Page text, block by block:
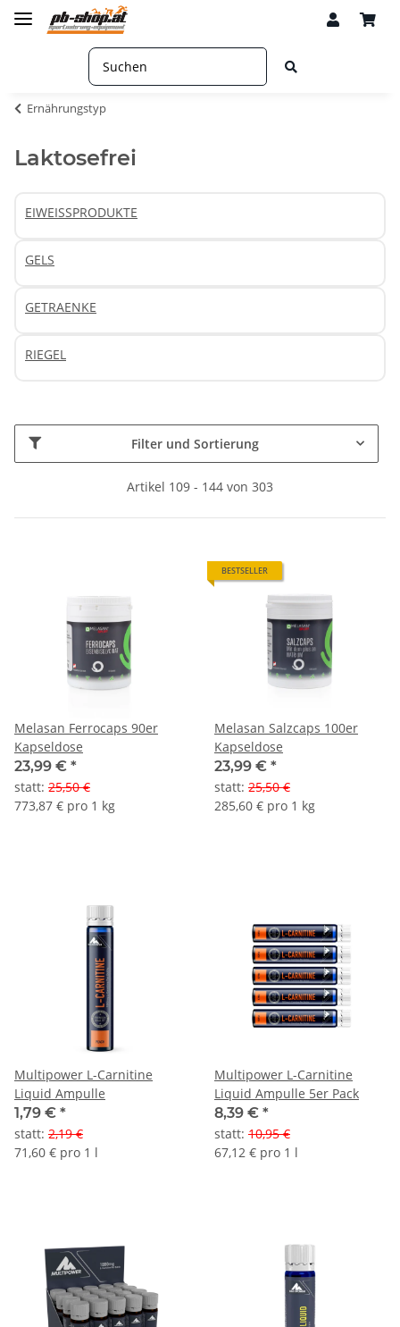
Ernährungstyp
Laktosefrei
EIWEISSPRODUKTE
GELS
GETRAENKE
RIEGEL
Filter und Sortierung
Artikel 109 - 144 von 303
Melasan Ferrocaps 90er
Kapseldose
23,99 € *
statt: 25,50 €
773,87 € pro 1 kg
BESTSELLER
Melasan Salzcaps 100er
Kapseldose
23,99 € *
statt: 25,50 €
285,60 € pro 1 kg
Multipower L-Carnitine
Liquid Ampulle
1,79 € *
statt: 2,19 €
71,60 € pro 1 l
Multipower L-Carnitine
Liquid Ampulle 5er Pack
8,39 € *
statt: 10,95 €
67,12 € pro 1 l